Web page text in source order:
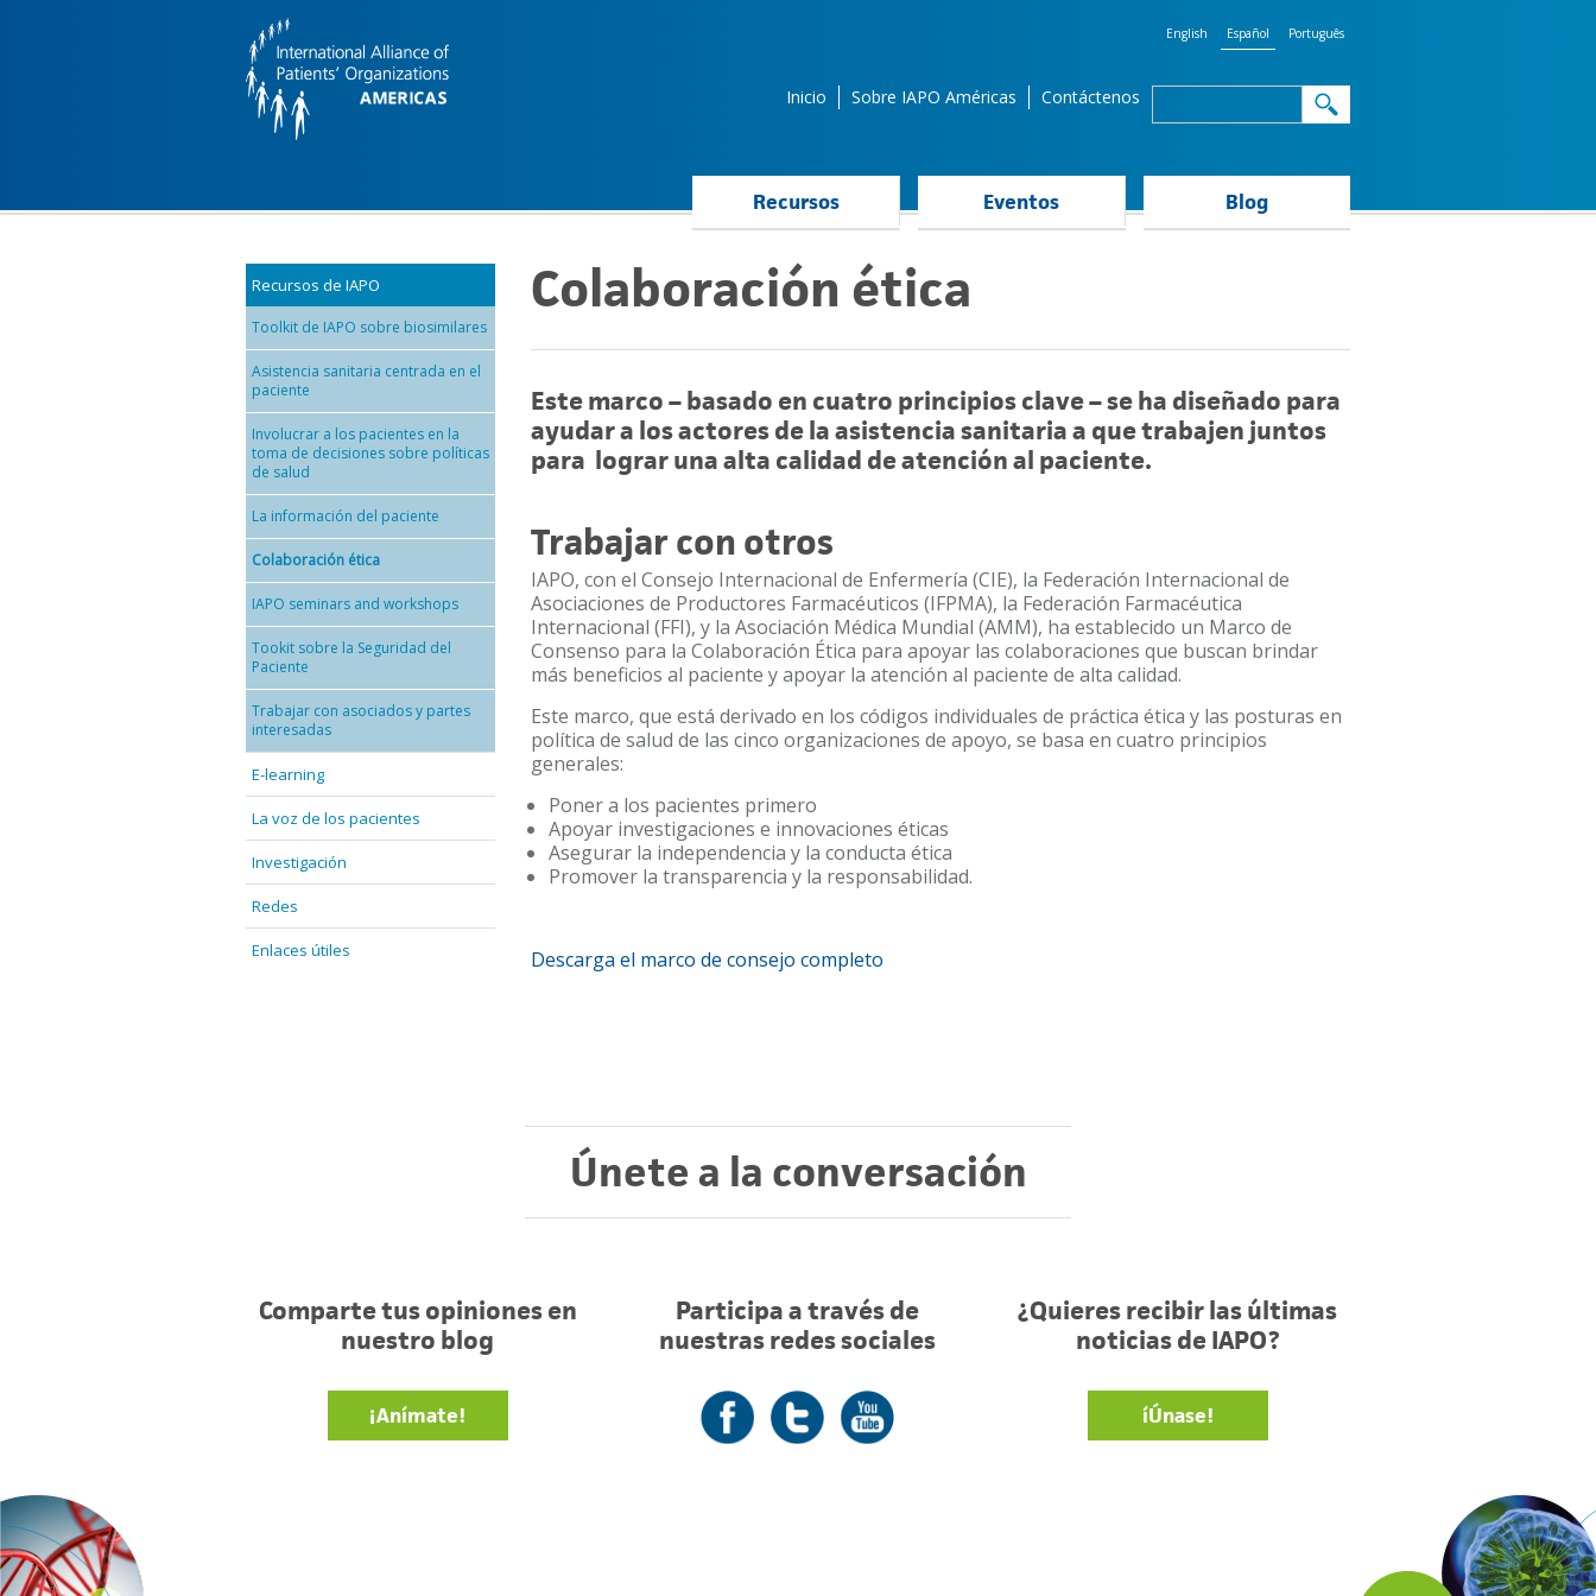
English Español Português
Inicio Sobre IAPO Américas Contáctenos
Recursos Eventos Blog
Recursos de IAPO
Toolkit de IAPO sobre biosimilares
Asistencia sanitaria centrada en el
paciente
Involucrar a los pacientes en la
toma de decisiones sobre políticas
de salud
La información del paciente
Colaboración ética
IAPO seminars and workshops
Tookit sobre la Seguridad del
Paciente
Trabajar con asociados y partes
interesadas
E-learning
La voz de los pacientes
Investigación
Redes
Enlaces útiles
Colaboración ética
Este marco – basado en cuatro principios clave – se ha diseñado para
ayudar a los actores de la asistencia sanitaria a que trabajen juntos
para lograr una alta calidad de atención al paciente.
Trabajar con otros
IAPO, con el Consejo Internacional de Enfermería (CIE), la Federación Internacional de
Asociaciones de Productores Farmacéuticos (IFPMA), la Federación Farmacéutica
Internacional (FFI), y la Asociación Médica Mundial (AMM), ha establecido un Marco de
Consenso para la Colaboración Ética para apoyar las colaboraciones que buscan brindar
más beneficios al paciente y apoyar la atención al paciente de alta calidad.
Este marco, que está derivado en los códigos individuales de práctica ética y las posturas en
política de salud de las cinco organizaciones de apoyo, se basa en cuatro principios
generales:
Poner a los pacientes primero
Apoyar investigaciones e innovaciones éticas
Asegurar la independencia y la conducta ética
Promover la transparencia y la responsabilidad.
Descarga el marco de consejo completo
Únete a la conversación
Comparte tus opiniones en
nuestro blog
¡Anímate!
Participa a través de
nuestras redes sociales
FacebookTwitter YouTube
¿Quieres recibir las últimas
noticias de IAPO?
íÚnase!